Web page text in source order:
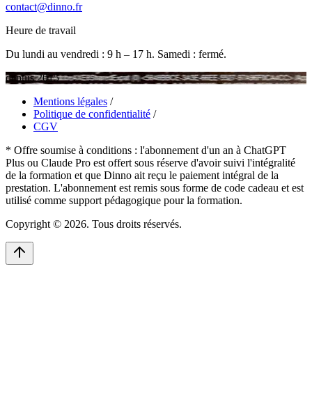
contact@dinno.fr
Heure de travail
Du lundi au vendredi : 9 h – 17 h. Samedi : fermé.
depuis 2015
Mentions légales /
Politique de confidentialité /
CGV
* Offre soumise à conditions : l'abonnement d'un an à ChatGPT
Plus ou Claude Pro est offert sous réserve d'avoir suivi l'intégralité
de la formation et que Dinno ait reçu le paiement intégral de la
prestation. L'abonnement est remis sous forme de code cadeau et est
utilisé comme support pédagogique pour la formation.
Copyright © 2026. Tous droits réservés.